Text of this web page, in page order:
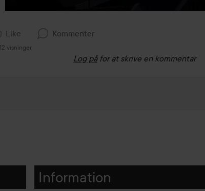
Like Kommenter
12 visninger
Log på for at skrive en kommentar
Information